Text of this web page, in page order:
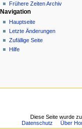
Frühere Zeiten Archiv
Navigation
Hauptseite
Letzte Änderungen
Zufällige Seite
Hilfe
verlinkten
Seiten
Wir stellen uns vor
Diese Seite wurde
Datenschutz
Über